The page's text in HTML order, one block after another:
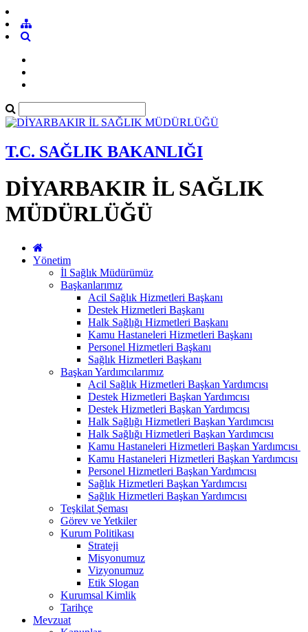
T.C. SAĞLIK BAKANLIĞI
DİYARBAKIR İL SAĞLIK
MÜDÜRLÜĞÜ
Yönetim
İl Sağlık Müdürümüz
Başkanlarımız
Acil Sağlık Hizmetleri Başkanı
Destek Hizmetleri Başkanı
Halk Sağlığı Hizmetleri Başkanı
Kamu Hastaneleri Hizmetleri Başkanı
Personel Hizmetleri Başkanı
Sağlık Hizmetleri Başkanı
Başkan Yardımcılarımız
Acil Sağlık Hizmetleri Başkan Yardımcısı
Destek Hizmetleri Başkan Yardımcısı
Destek Hizmetleri Başkan Yardımcısı
Halk Sağlığı Hizmetleri Başkan Yardımcısı
Halk Sağlığı Hizmetleri Başkan Yardımcısı
Kamu Hastaneleri Hizmetleri Başkan Yardımcısı ​
Kamu Hastaneleri Hizmetleri Başkan Yardımcısı
Personel Hizmetleri Başkan Yardımcısı
Sağlık Hizmetleri Başkan Yardımcısı
Sağlık Hizmetleri Başkan Yardımcısı
Teşkilat Şeması
Görev ve Yetkiler
Kurum Politikası
Strateji
Misyonumuz
Vizyonumuz
Etik Slogan
Kurumsal Kimlik
Tarihçe
Mevzuat